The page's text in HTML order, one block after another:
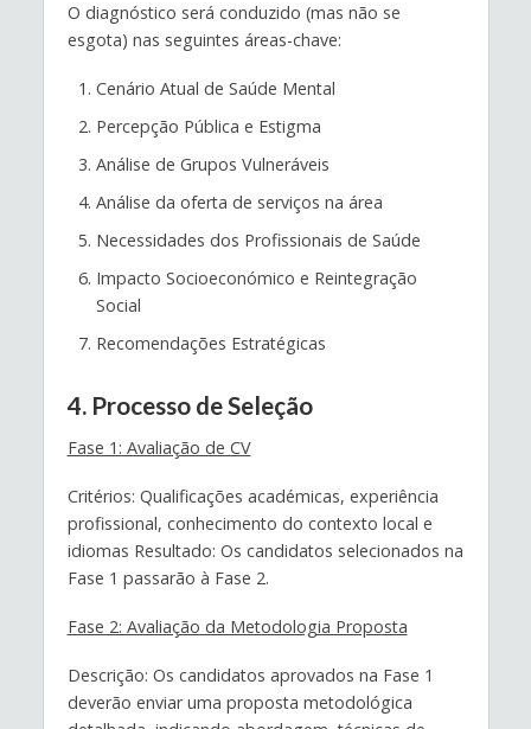
O diagnóstico será conduzido (mas não se
esgota) nas seguintes áreas-chave:
Cenário Atual de Saúde Mental
Percepção Pública e Estigma
Análise de Grupos Vulneráveis
Análise da oferta de serviços na área
Necessidades dos Profissionais de Saúde
Impacto Socioeconómico e Reintegração
Social
Recomendações Estratégicas
4. Processo de Seleção
Fase 1: Avaliação de CV
Critérios: Qualificações académicas, experiência
profissional, conhecimento do contexto local e
idiomas Resultado: Os candidatos selecionados na
Fase 1 passarão à Fase 2.
Fase 2: Avaliação da Metodologia Proposta
Descrição: Os candidatos aprovados na Fase 1
deverão enviar uma proposta metodológica